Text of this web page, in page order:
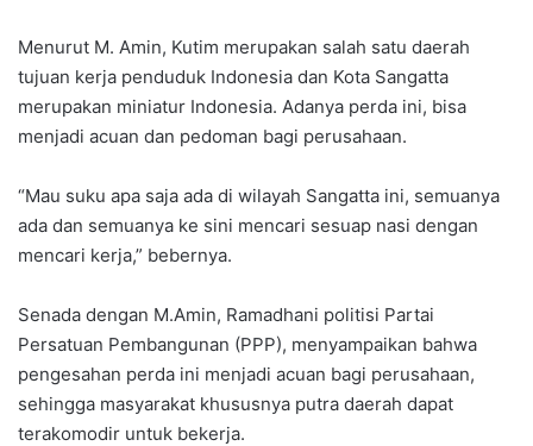
Menurut M. Amin, Kutim merupakan salah satu daerah
tujuan kerja penduduk Indonesia dan Kota Sangatta
merupakan miniatur Indonesia. Adanya perda ini, bisa
menjadi acuan dan pedoman bagi perusahaan.
“Mau suku apa saja ada di wilayah Sangatta ini, semuanya
ada dan semuanya ke sini mencari sesuap nasi dengan
mencari kerja,” bebernya.
Senada dengan M.Amin, Ramadhani politisi Partai
Persatuan Pembangunan (PPP), menyampaikan bahwa
pengesahan perda ini menjadi acuan bagi perusahaan,
sehingga masyarakat khususnya putra daerah dapat
terakomodir untuk bekerja.